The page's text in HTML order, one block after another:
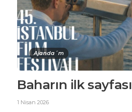
Ajanda´m
Baharın ilk sayfası
1 Nisan 2026